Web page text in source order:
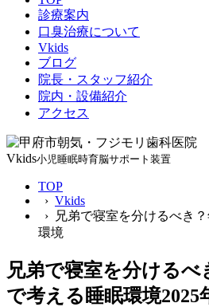
診療案内
口臭治療について
Vkids
ブログ
院長・スタッフ紹介
院内・設備紹介
アクセス
Vkids小児睡眠時育脳サポート装置
TOP
› Vkids
› 兄弟で寝室を分けるべき
環境
兄弟で寝室を分けるべ
で考える睡眠環境2025